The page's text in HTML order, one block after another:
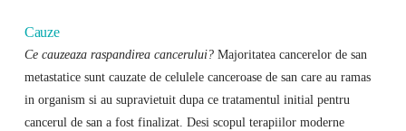
Cauze
Ce cauzeaza raspandirea cancerului?Majoritatea cancerelor de san
metastatice sunt cauzate de celulele canceroase de san care au ramas
in organism si au supravietuit dupa ce tratamentul initial pentru
cancerul de san a fost finalizat. Desi scopul terapiilor moderne